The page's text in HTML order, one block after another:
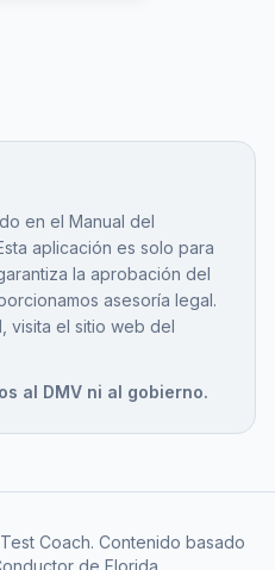
en el Manual del
aplicación es solo para
la aprobación del
asesoría legal.
visita el sitio web del
al DMV ni al gobierno.
Coach. Contenido basado
de Florida.